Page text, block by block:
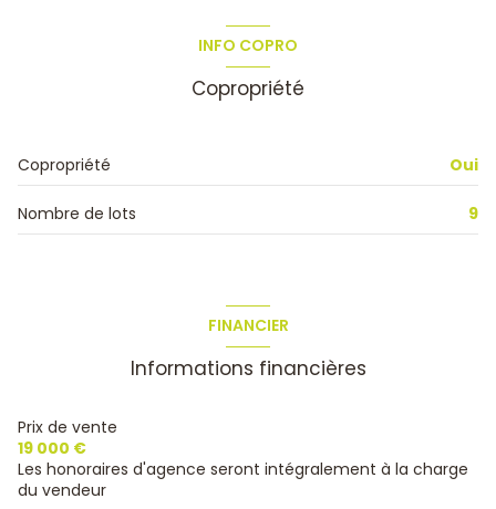
INFO COPRO
Copropriété
Copropriété Oui
Nombre de lots 9
FINANCIER
Informations financières
Prix de vente
19 000 €
Les honoraires d'agence seront intégralement à la charge
du vendeur